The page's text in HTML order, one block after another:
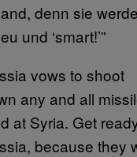
denn sie
und ‘smart!’”
vows to shoot
any and all
at Syria. Get
because they